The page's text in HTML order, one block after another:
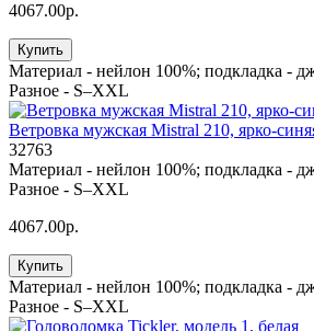
4067.00р.
Купить
Материал - нейлон 100%; подкладка -
Разное - S–XXL
Ветровка мужская Mistral 210, ярко-
32763
Материал - нейлон 100%; подкладка -
Разное - S–XXL
4067.00р.
Купить
Материал - нейлон 100%; подкладка -
Разное - S–XXL